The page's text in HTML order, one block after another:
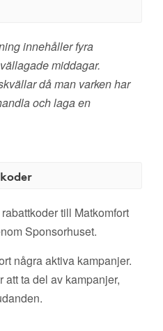
innehåller fyra
middagar.
då man varken har
och laga en
till Matkomfort
Sponsorhuset.
några aktiva kampanjer.
att ta del av kampanjer,